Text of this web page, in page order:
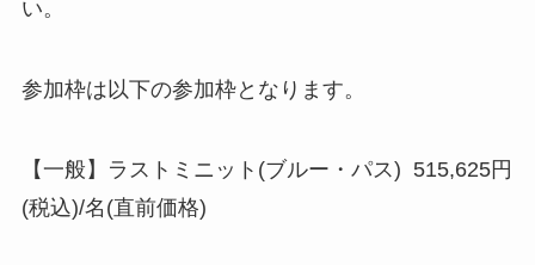
い。
参加枠は以下の参加枠となります。
【一般】ラストミニット(ブルー・パス) 515,625円
(税込)/名(直前価格)